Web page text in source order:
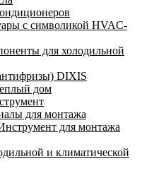
с символикой HVAC-
для холодильной
DIXIS
дом
для монтажа
для монтажа
и климатической